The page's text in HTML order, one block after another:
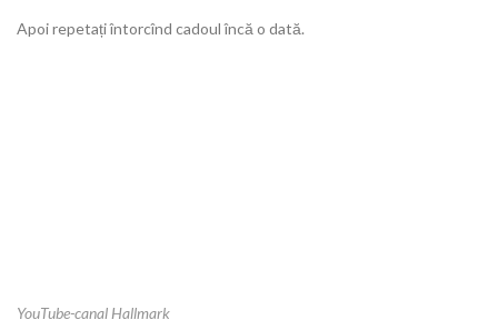
Apoi repetați întorcînd cadoul încă o dată.
YouTube-canal Hallmark